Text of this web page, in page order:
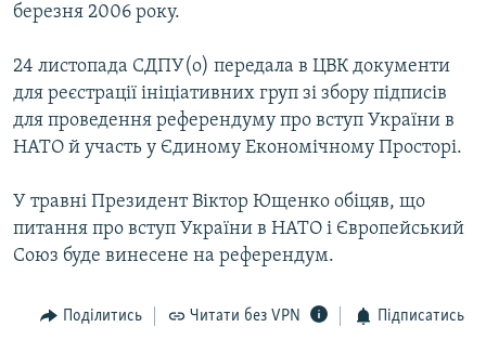
Усі сайти RFE/RL
березня 2006 року.
24 листопада СДПУ(о) передала в ЦВК документи
для реєстрації ініціативних груп зі збору підписів
для проведення референдуму про вступ України в
НАТО й участь у Єдиному Економічному Просторі.
У травні Президент Віктор Ющенко обіцяв, що
питання про вступ України в НАТО і Європейський
Союз буде винесене на референдум.
Поділитись Читати без VPN Підписатись